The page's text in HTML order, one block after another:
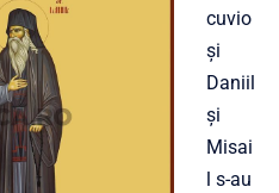
cuvio
şi
Daniil
şi
Misai
l s-au